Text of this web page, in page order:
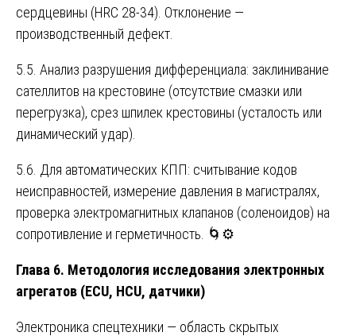
сердцевины (HRC 28-34). Отклонение —
производственный дефект.
5.5. Анализ разрушения дифференциала: заклинивание
сателлитов на крестовине (отсутствие смазки или
перегрузка), срез шпилек крестовины (усталость или
динамический удар).
5.6. Для автоматических КПП: считывание кодов
неисправностей, измерение давления в магистралях,
проверка электромагнитных клапанов (соленоидов) на
сопротивление и герметичность. 🌀⚙️
Глава 6. Методология исследования электронных
агрегатов (ECU, HCU, датчики)
Электроника спецтехники — область скрытых